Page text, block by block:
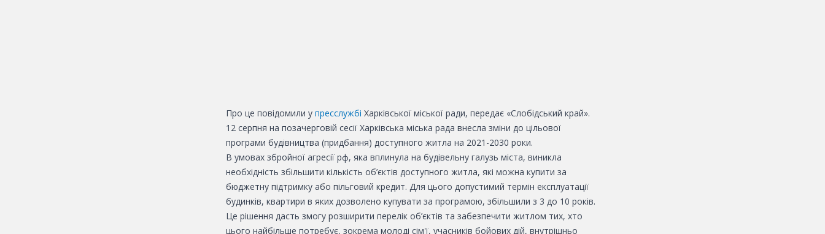
Про це повідомили у пресслужбі Харківської міської ради, передає «Слобідський край».
12 серпня на позачерговій сесії Харківська міська рада внесла зміни до цільової
програми будівництва (придбання) доступного житла на 2021-2030 роки.
В умовах збройної агресії рф, яка вплинула на будівельну галузь міста, виникла
необхідність збільшити кількість об’єктів доступного житла, які можна купити за
бюджетну підтримку або пільговий кредит. Для цього допустимий термін експлуатації
будинків, квартири в яких дозволено купувати за програмою, збільшили з 3 до 10 років.
Це рішення дасть змогу розширити перелік об’єктів та забезпечити житлом тих, хто
цього найбільше потребує, зокрема молоді сім'ї, учасників бойових дій, внутрішньо